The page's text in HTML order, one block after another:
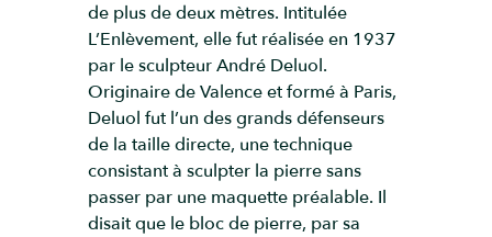
de plus de deux mètres. Intitulée
L’Enlèvement, elle fut réalisée en 1937
par le sculpteur André Deluol.
Originaire de Valence et formé à Paris,
Deluol fut l’un des grands défenseurs
de la taille directe, une technique
consistant à sculpter la pierre sans
passer par une maquette préalable. Il
disait que le bloc de pierre, par sa